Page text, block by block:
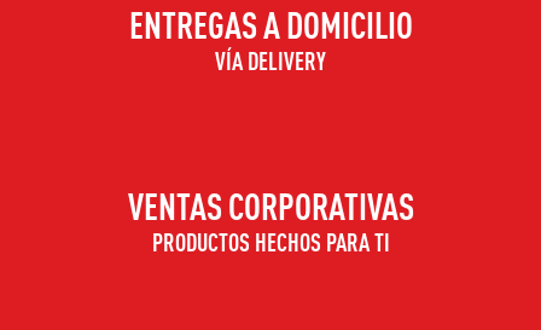
ENTREGAS A DOMICILIO
VÍA DELIVERY
VENTAS CORPORATIVAS
PRODUCTOS HECHOS PARA TI